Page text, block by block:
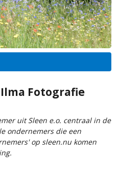
Fotografie
uit Sleen e.o. centraal in de
ondernemers die een
op sleen.nu komen